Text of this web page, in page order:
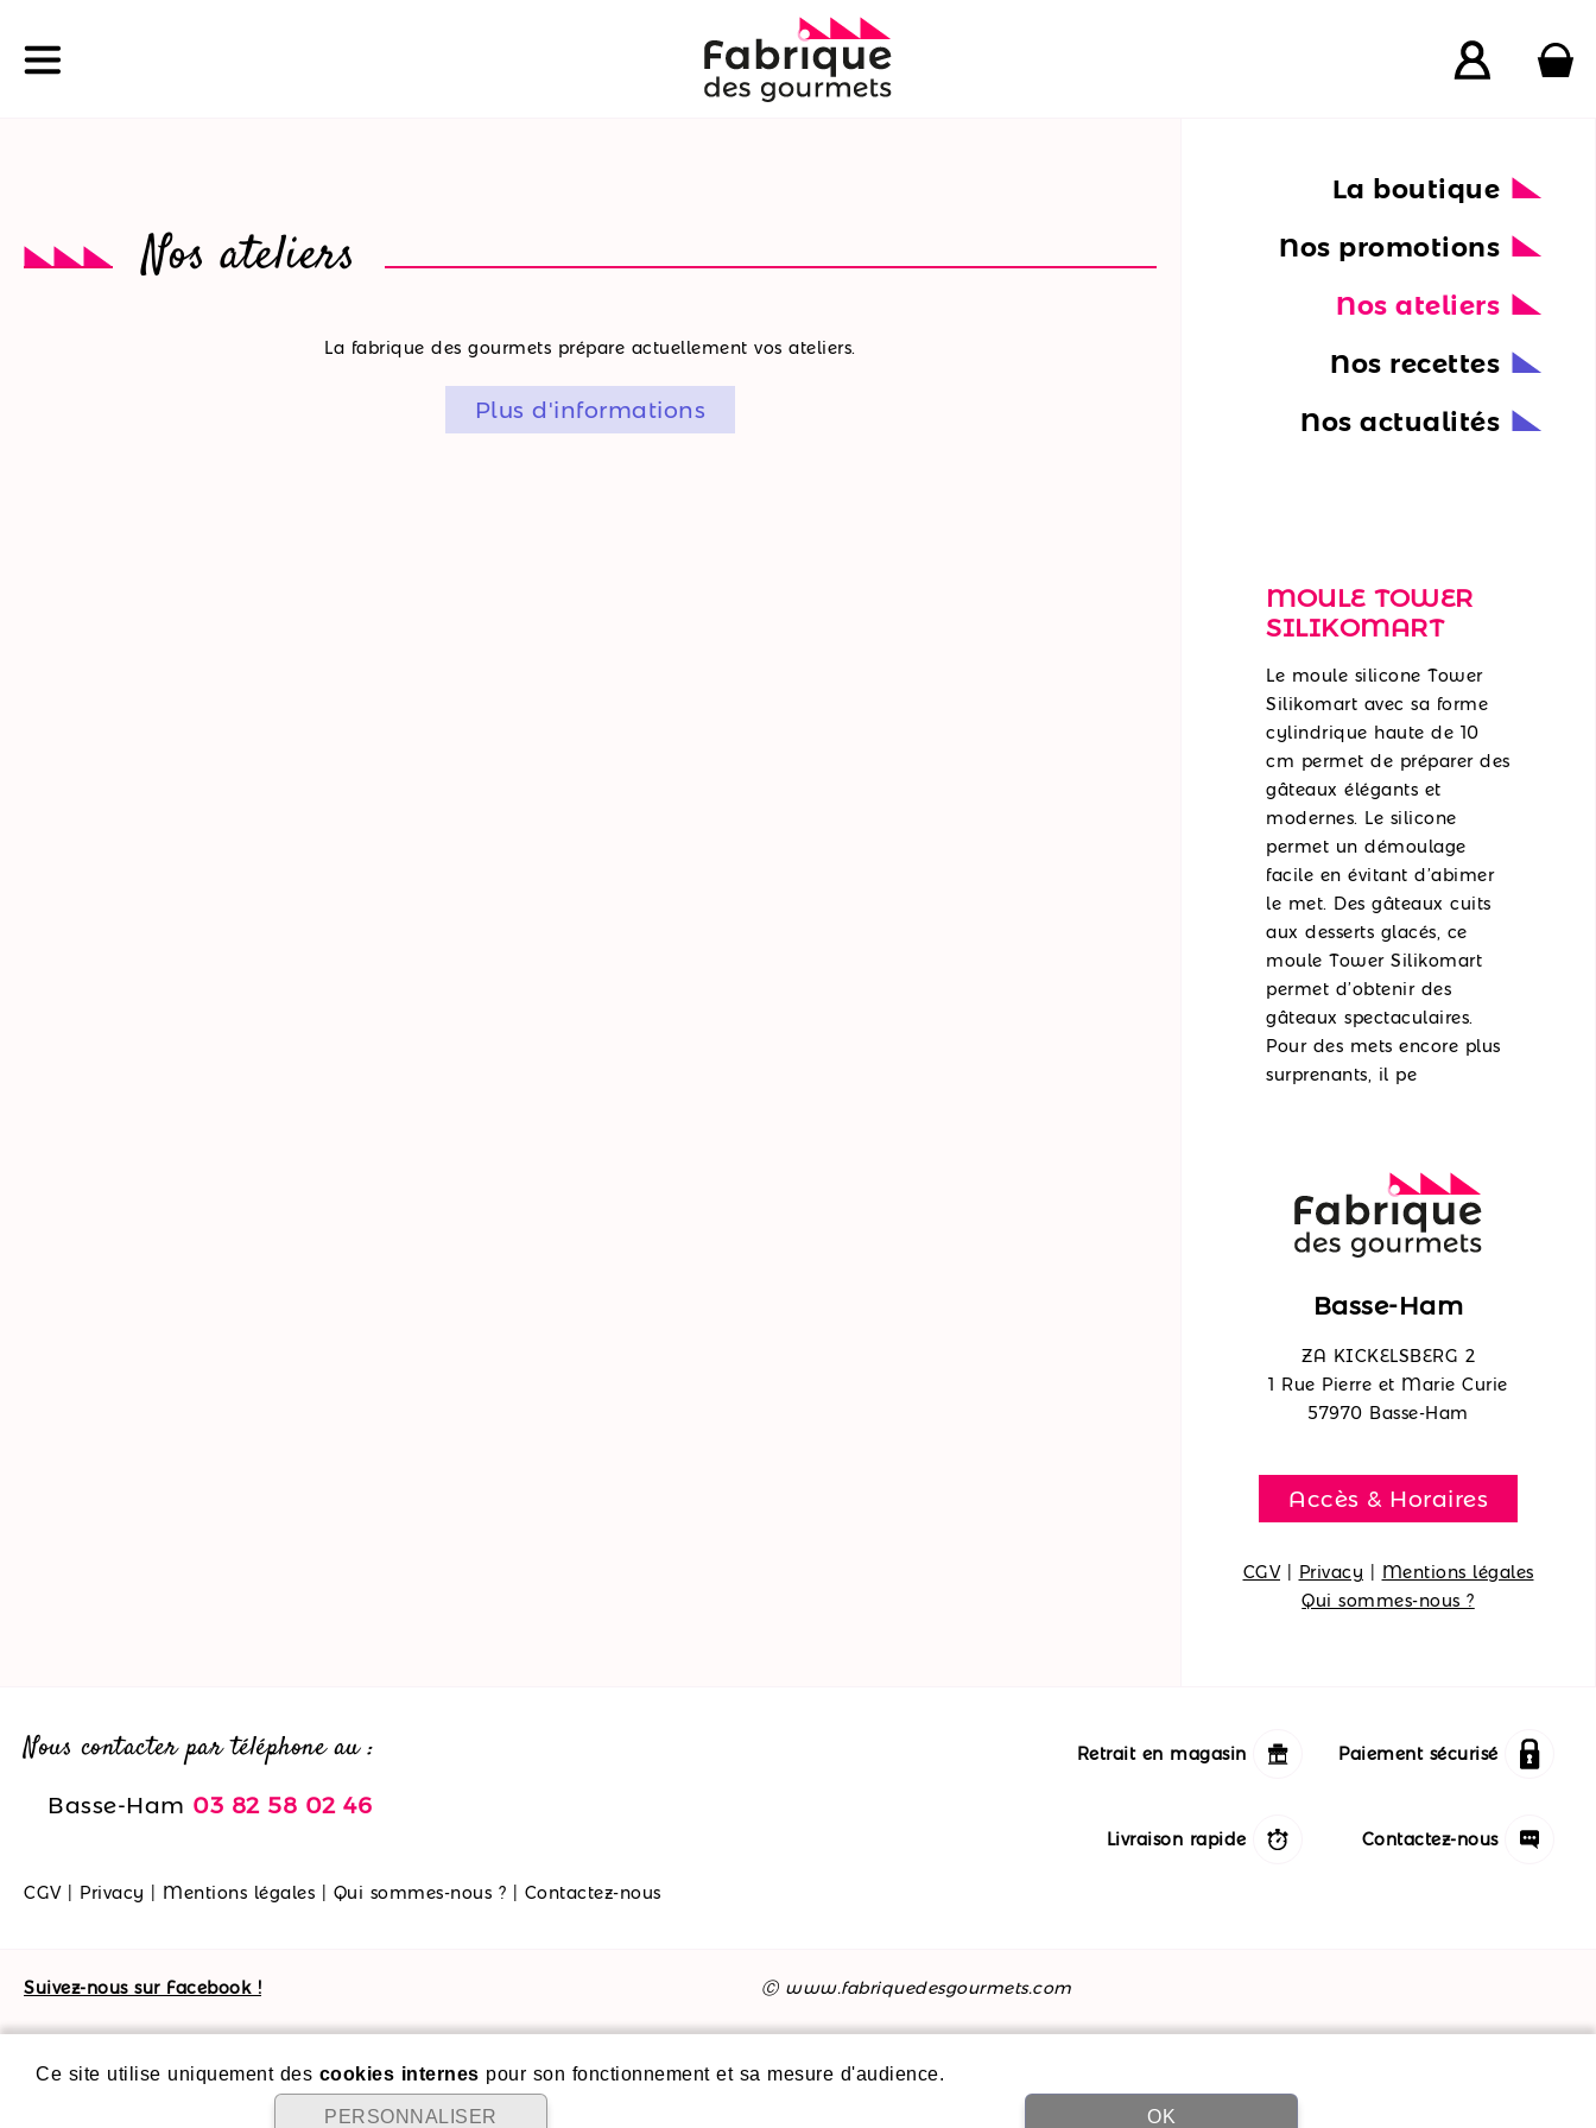
La
boutique
La boutique
Nos promotions
Nos ateliers
Nos recettes
Nos actualités
MOULE TOWER
SILIKOMART
Le moule silicone Tower
Silikomart avec sa forme
cylindrique haute de 10
cm permet de préparer des
gâteaux élégants et
modernes. Le silicone
permet un démoulage
facile en évitant d’abimer
le met. Des gâteaux cuits
aux desserts glacés, ce
moule Tower Silikomart
permet d’obtenir des
gâteaux spectaculaires.
Pour des mets encore plus
surprenants, il pe
Basse-Ham
ZA KICKELSBERG 2
1 Rue Pierre et Marie Curie
57970 Basse-Ham
Accès & Horaires
CGV| Privacy
Mentions légales
Qui sommes-nous ?
Nos ateliers
La fabrique des gourmets prépare actuellement vos ateliers.
Plus d'informations
Nous contacter par téléphone au :
Basse-Ham 03 82 58 02 46
CGV| Privacy Mentions légales Qui sommes-nous ? Contactez-nous
Retrait en magasin
Livraison rapide
Paiement sécurisé
Contactez-nous
Suivez-nous sur Facebook ! Ⓒ www.fabriquedesgourmets.com
Ce site utilise uniquement des cookies internes pour son fonctionnement et sa mesure d'audience.
PERSONNALISER OK